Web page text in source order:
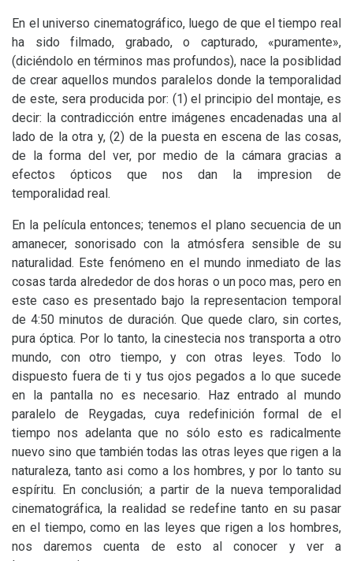
En el universo cinematográfico, luego de que el tiempo real
ha sido filmado, grabado, o capturado, «puramente»,
(diciéndolo en términos mas profundos), nace la posiblidad
de crear aquellos mundos paralelos donde la temporalidad
de este, sera producida por: (1) el principio del montaje, es
decir: la contradicción entre imágenes encadenadas una al
lado de la otra y, (2) de la puesta en escena de las cosas,
de la forma del ver, por medio de la cámara gracias a
efectos ópticos que nos dan la impresion de
temporalidad real.
En la película entonces; tenemos el plano secuencia de un
amanecer, sonorisado con la atmósfera sensible de su
naturalidad. Este fenómeno en el mundo inmediato de las
cosas tarda alrededor de dos horas o un poco mas, pero en
este caso es presentado bajo la representacion temporal
de 4:50 minutos de duración. Que quede claro, sin cortes,
pura óptica. Por lo tanto, la cinestecia nos transporta a otro
mundo, con otro tiempo, y con otras leyes. Todo lo
dispuesto fuera de ti y tus ojos pegados a lo que sucede
en la pantalla no es necesario. Haz entrado al mundo
paralelo de Reygadas, cuya redefinición formal de el
tiempo nos adelanta que no sólo esto es radicalmente
nuevo sino que también todas las otras leyes que rigen a la
naturaleza, tanto asi como a los hombres, y por lo tanto su
espíritu. En conclusión; a partir de la nueva temporalidad
cinematográfica, la realidad se redefine tanto en su pasar
en el tiempo, como en las leyes que rigen a los hombres,
nos daremos cuenta de esto al conocer y ver a